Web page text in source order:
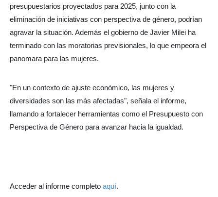
presupuestarios proyectados para 2025, junto con la
eliminación de iniciativas con perspectiva de género, podrían
agravar la situación. Además el gobierno de Javier Milei ha
terminado con las moratorias previsionales, lo que empeora el
panomara para las mujeres.
"En un contexto de ajuste económico, las mujeres y
diversidades son las más afectadas", señala el informe,
llamando a fortalecer herramientas como el Presupuesto con
Perspectiva de Género para avanzar hacia la igualdad.
Acceder al informe completo aquí.